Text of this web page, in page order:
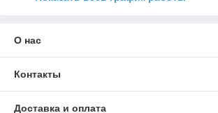
О нас
Контакты
Доставка и оплата